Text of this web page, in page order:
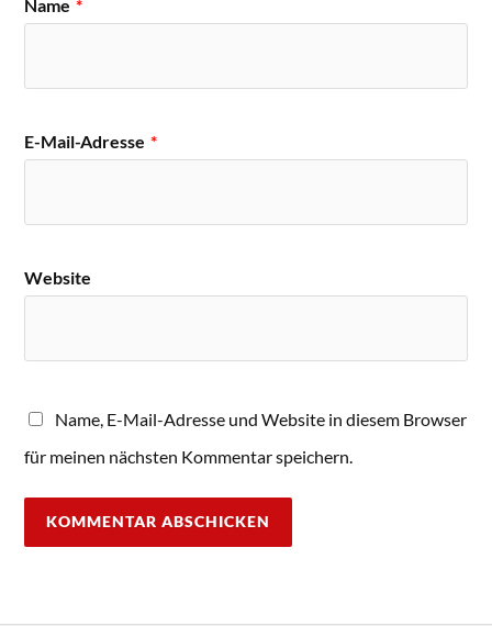
Name *
E-Mail-Adresse *
Website
Name, E-Mail-Adresse und Website in diesem Browser
für meinen nächsten Kommentar speichern.